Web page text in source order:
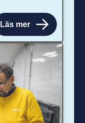
Läs mer